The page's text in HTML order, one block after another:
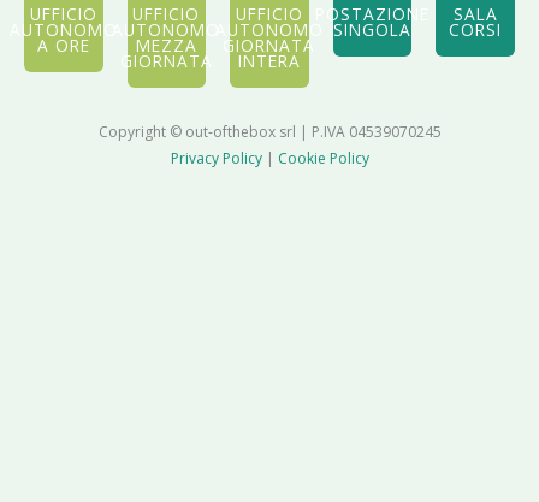
UFFICIO
AUTONOMO
A ORE
UFFICIO
AUTONOMO
MEZZA
GIORNATA
UFFICIO
AUTONOMO
GIORNATA
INTERA
POSTAZIONE
SINGOLA
SALA
CORSI
Copyright © out-ofthebox srl | P.IVA 04539070245
Privacy Policy| Cookie Policy